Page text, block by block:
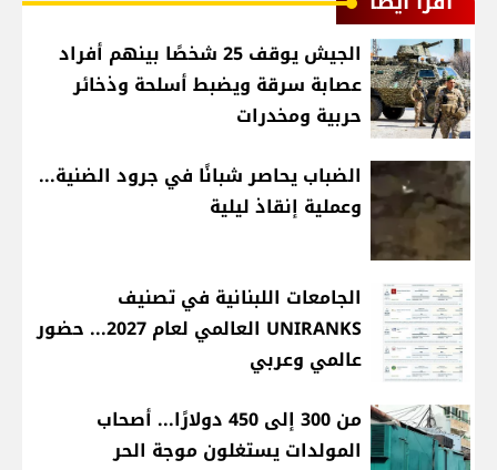
الجيش يوقف 25 شخصًا بينهم أفراد
عصابة سرقة ويضبط أسلحة وذخائر
حربية ومخدرات
الضباب يحاصر شبانًا في جرود الضنية...
وعملية إنقاذ ليلية
الجامعات اللبنانية في تصنيف
UNIRANKS العالمي لعام 2027... حضور
عالمي وعربي
من 300 إلى 450 دولارًا... أصحاب
المولدات يستغلون موجة الحر